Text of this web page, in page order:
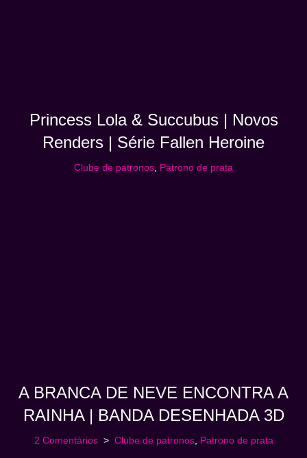
Princess Lola & Succubus | Novos
Renders | Série Fallen Heroine
Clube de patronos Patrono de prata
A BRANCA DE NEVE ENCONTRA A
RAINHA | BANDA DESENHADA 3D
2 Comentários Clube de patronos, Patrono de prata